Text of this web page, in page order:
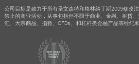
公司目标是致力于所有圣文森特和格林纳丁斯2009修改
禁止的商业活动，从事包括但不限于商业、金融、租赁
汇、大宗商品、指数、CFDs、和杠杆类金融产品等经纪和